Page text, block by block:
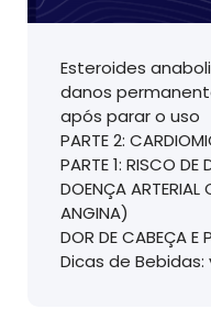
Esteroides
danos
após parar o uso
PARTE 2:
PARTE 1: RISCO DE
DOENÇA
ANGINA)
DOR DE CABEÇA E
Dicas de